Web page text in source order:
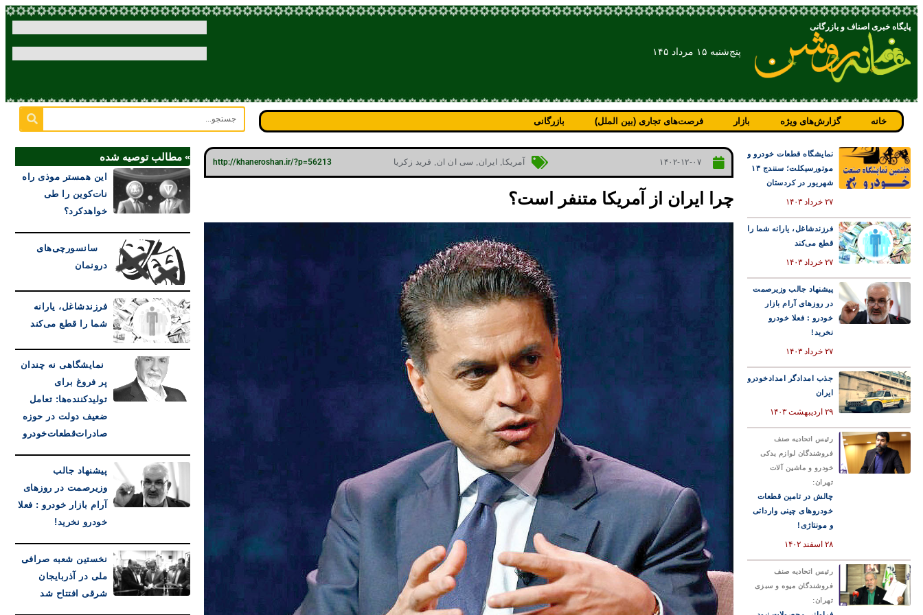
پایگاه خبری اصناف و بازرگانی
پنج‌شنبه ۱۵ مرداد ۱۴۵
خانه گزارش‌های ویژه بازار فرصت‌های تجاری (بین الملل) بازرگانی
نمایشگاه قطعات خودرو و
موتورسیکلت؛ سنندج ۱۳
شهریور در کردستان
۲۷ خرداد ۱۴۰۳
فرزندشاغل، یارانه شما را
قطع می‌کند
۲۷ خرداد ۱۴۰۳
پیشنهاد جالب وزیرصمت
در روزهای آرام بازار
خودرو : فعلا خودرو
نخرید!
۲۷ خرداد ۱۴۰۳
جذب امدادگر امدادخودرو
ایران
۲۹ اردیبهشت ۱۴۰۳
رئیس اتحادیه صنف
فروشندگان لوازم یدکی
خودرو و ماشین آلات
تهران:
چالش در تامین قطعات
خودروهای چینی وارداتی
و مونتاژی!
۲۸ اسفند ۱۴۰۲
رئیس اتحادیه صنف
فروشندگان میوه و سبزی
تهران:
۱۴۰۲-۱۲-۰۷ آمریکا, ایران, سی ان ان, فرید زکریا http://khaneroshan.ir/?p=56213
چرا ایران از آمریکا متنفر است؟
» مطالب توصیه شده
این همستر موذی راه
نات‌کوین را طی
خواهدکرد؟
سانسورچی‌های
درونمان
فرزندشاغل، یارانه
شما را قطع می‌کند
نمایشگاهی نه چندان
پر فروغ برای
تولیدکننده‌ها: تعامل
ضعیف دولت در حوزه
صادرات‌قطعات‌خودرو
پیشنهاد جالب
وزیرصمت در روزهای
آرام بازار خودرو : فعلا
خودرو نخرید!
نخستین شعبه صرافی
ملی در آذربایجان
شرقی افتتاح شد